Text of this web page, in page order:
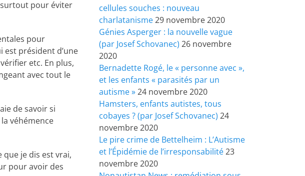
pour éviter
pour
est président d’une
etc. En plus,
avec tout le
de savoir si
véhémence
je dis est vrai,
pour avoir des
cellules souches : nouveau
charlatanisme29 novembre 2020
Génies Asperger : la nouvelle vague
(par Josef Schovanec) 26 novembre
2020
Bernadette Rogé, le « personne avec »,
et les enfants « parasités par un
autisme »24 novembre 2020
Hamsters, enfants autistes, tous
cobayes ? (par Josef Schovanec) 24
novembre 2020
Le pire crime de Bettelheim : L’Autisme
et l’Épidémie de l’irresponsabilité23
novembre 2020